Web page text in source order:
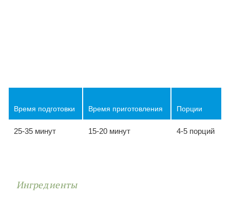
Время подготовки Время приготовления Порции
25-35 минут 15-20 минут 4-5 порций
Ингредиенты